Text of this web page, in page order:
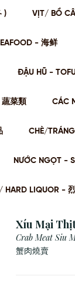
) VỊT/ BỒ
- 海鲜
ĐẬU HŨ -
蔬菜類 CÁC
CHÈ/
NƯỚC NGỌT -
HARD LIQUOR -
Xíu Mại
Crab Meat Siu
蟹肉燒賣